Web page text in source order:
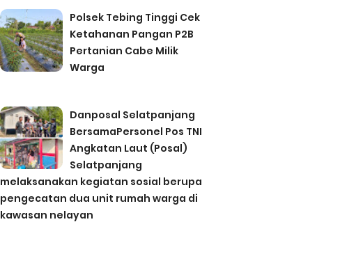
Polsek Tebing Tinggi Cek
Ketahanan Pangan P2B
Pertanian Cabe Milik
Warga
Danposal Selatpanjang
BersamaPersonel Pos TNI
Angkatan Laut (Posal)
Selatpanjang
melaksanakan kegiatan sosial berupa
pengecatan dua unit rumah warga di
kawasan nelayan